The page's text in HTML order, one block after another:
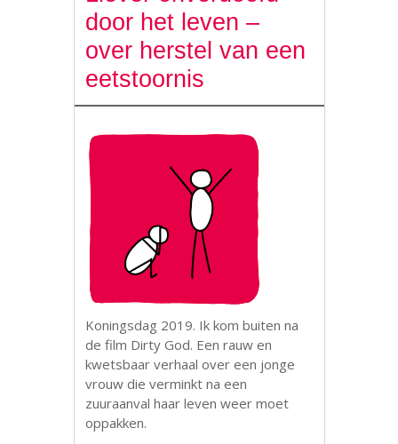
door het leven –
over herstel van een
eetstoornis
Koningsdag 2019. Ik kom buiten na
de film Dirty God. Een rauw en
kwetsbaar verhaal over een jonge
vrouw die verminkt na een
zuuraanval haar leven weer moet
oppakken.